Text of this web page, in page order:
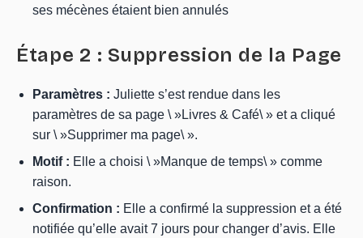
ses mécènes étaient bien annulés
Étape 2 : Suppression de la Page
Paramètres : Juliette s’est rendue dans les
paramètres de sa page \ »Livres & Café\ » et a cliqué
sur \ »Supprimer ma page\ ».
Motif : Elle a choisi \ »Manque de temps\ » comme
raison.
Confirmation : Elle a confirmé la suppression et a été
notifiée qu’elle avait 7 jours pour changer d’avis. Elle